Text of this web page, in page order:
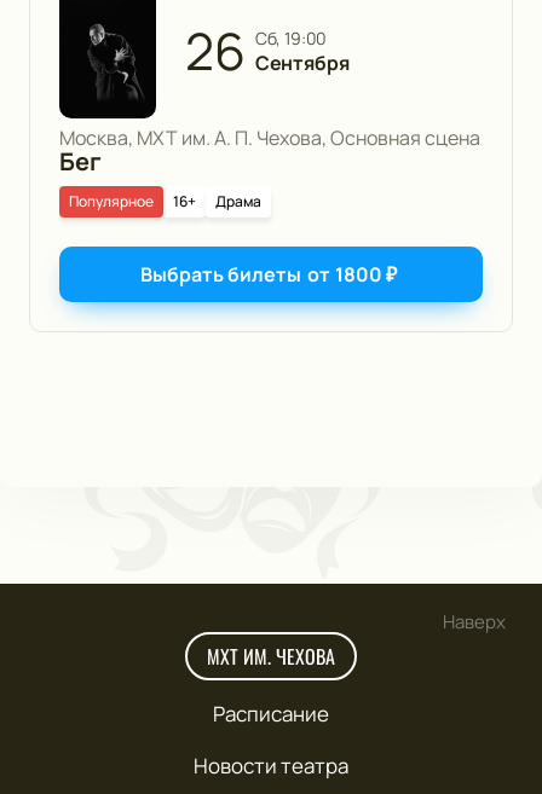
26 сб, 19:00
Сентября
Москва, МХТ им. А. П. Чехова, Основная сцена
Бег
16+ Драма
Популярное
Выбрать билеты от 1800₽
Наверх
МХТ ИМ. ЧЕХОВА
Расписание
Новости театра